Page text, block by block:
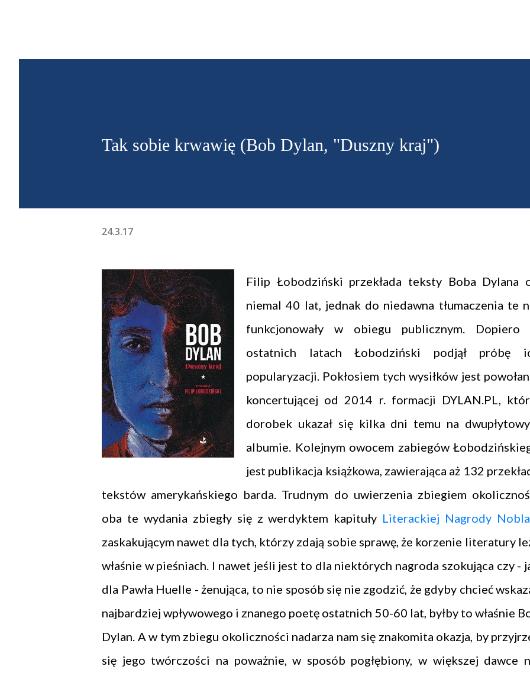
Tak sobie krwawię (Bob Dylan, "Duszny kraj")
24.3.17
Filip Łobodziński przekłada teksty Boba Dylana
niemal 40 lat, jednak do niedawna tłumaczenia te
funkcjonowały w obiegu publicznym. Dopiero
ostatnich latach Łobodziński podjął próbę
popularyzacji. Pokłosiem tych wysiłków jest
koncertującej od 2014 r. formacji DYLAN.PL,
dorobek ukazał się kilka dni temu na
albumie. Kolejnym owocem zabiegów
jest publikacja książkowa, zawierająca aż 132
tekstów amerykańskiego barda. Trudnym do uwierzenia zbiegiem
oba te wydania zbiegły się z werdyktem kapituły Literackiej Nagrody Nobla
zaskakującym nawet dla tych, którzy zdają sobie sprawę, że korzenie literatury
właśnie w pieśniach. I nawet jeśli jest to dla niektórych nagroda szokująca czy -
dla Pawła Huelle - żenująca, to nie sposób się nie zgodzić, że gdyby chcieć
najbardziej wpływowego i znanego poetę ostatnich 50-60 lat, byłby to właśnie
Dylan. A w tym zbiegu okoliczności nadarza nam się znakomita okazja, by
się jego twórczości na poważnie, w sposób pogłębiony, w większej dawce